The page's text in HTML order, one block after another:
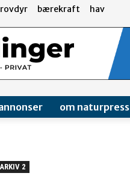
rovdyr bærekraft hav
om naturpress
ARKIV 2